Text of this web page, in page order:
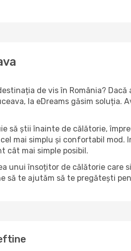
de vis în România?
la eDreams găsim
să știi înainte de călătorie,
mai simplu și confortabil
cât mai simple posibil.
unui însoțitor de călătorie care
să te ajutăm să te pregătești